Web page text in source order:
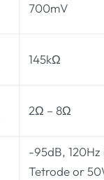
700mV
145kΩ
2Ω – 8Ω
-95dB, 120Hz
Tetrode or